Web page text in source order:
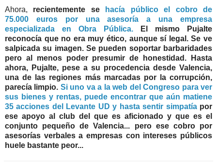
Ahora, recientemente se
hacía público el cobro de
75.000 euros por una asesoría a una empresa
especializada en Obra Pública. El mismo Pujalte
reconocía que no era muy ético, aunque sí legal. Se ve
salpicada su imagen. Se pueden soportar barbaridades
pero al menos poder presumir de honestidad. Hasta
ahora, Pujalte, pese a su procedencia desde Valencia,
una de las regiones más marcadas por la corrupción,
parecía limpio. Si uno va a la web del Congreso para ver
sus bienes y rentas, puede encontrar que aún matiene
35 acciones del Levante UD y hasta sentir simpatíapor
ese apoyo al club del que es aficionado y que es el
conjunto pequeño de Valencia... pero ese cobro por
asesorías verbales a empresas con intereses públicos
huele bastante peor...